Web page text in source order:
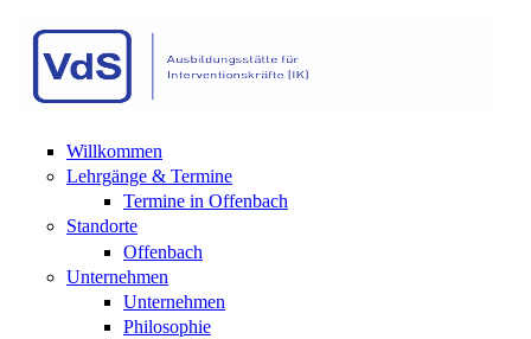
Willkommen
Lehrgänge & Termine
Termine in Offenbach
Standorte
Offenbach
Unternehmen
Unternehmen
Philosophie